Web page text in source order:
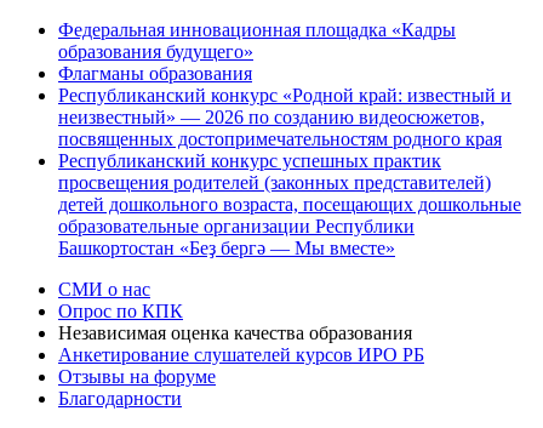
Федеральная инновационная площадка «Кадры
образования будущего»
Флагманы образования
Республиканский конкурс «Родной край: известный и
неизвестный» — 2026 по созданию видеосюжетов,
посвященных достопримечательностям родного края
Республиканский конкурс успешных практик
просвещения родителей (законных представителей)
детей дошкольного возраста, посещающих дошкольные
образовательные организации Республики
Башкортостан «Беҙ бергә — Мы вместе»
СМИ о нас
Опрос по КПК
Независимая оценка качества образования
Анкетирование слушателей курсов ИРО РБ
Отзывы на форуме
Благодарности